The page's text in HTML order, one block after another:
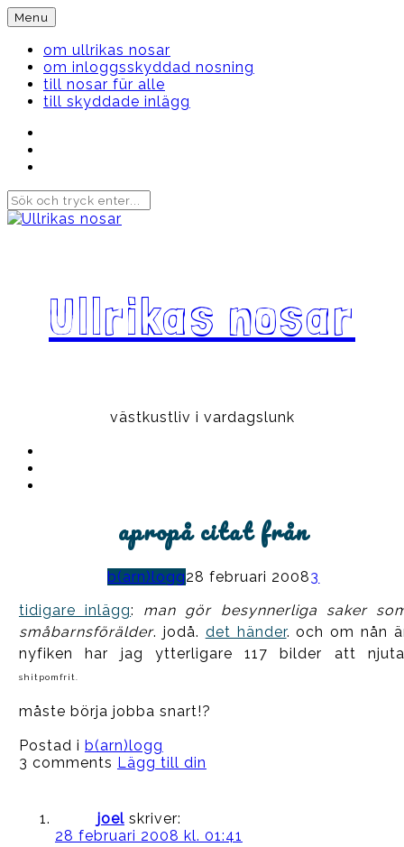
Skip
to
content
Menu
om ullrikas nosar
om inloggsskyddad nosning
till nosar für alle
till skyddade inlägg
Ullrikas nosar
västkustliv i vardagslunk
apropå citat från
b(arn)logg28 februari 20083
tidigare inlägg: man gör besynnerliga saker
småbarnsförälder. jodå. det händer. och om nån
nyfiken har jag ytterligare 117 bilder att
shitpomfrit.
måste börja jobba snart!?
Postad i b(arn)logg
3 comments Lägg till din
joel skriver:
28 februari 2008 kl. 01:41